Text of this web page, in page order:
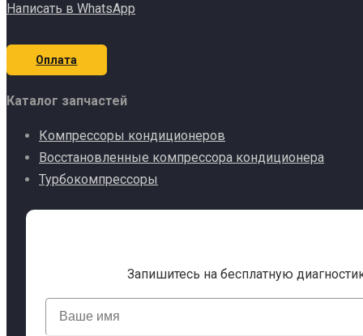
Написать в WhatsApp
Оплата
Каталог запчастей
Компрессоры кондиционеров
Восстановленные компрессора кондиционера
Турбокомпрессоры
Запишитесь на бесплатную